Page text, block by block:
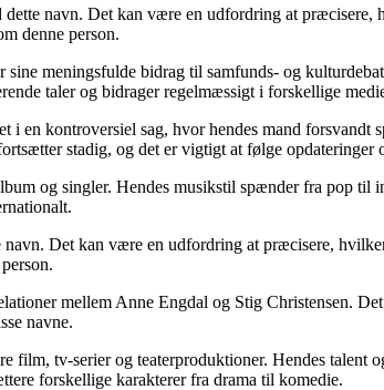
dette navn. Det kan være en udfordring at
denne person.
meningsfulde bidrag til samfunds- og
taler og bidrager regelmæssigt i forskellige
en kontroversiel sag, hvor hendes mand
stadig, og det er vigtigt at følge opdateringer
og singler. Hendes musikstil spænder fra pop
Det kan være en udfordring at præcisere,
mellem Anne Engdal og Stig Christensen.
navne.
tv-serier og teaterproduktioner. Hendes talent
forskellige karakterer fra drama til komedie.